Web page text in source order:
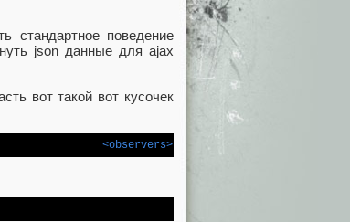
стандартное поведение
json данные для ajax
вот такой вот кусочек
<observers>